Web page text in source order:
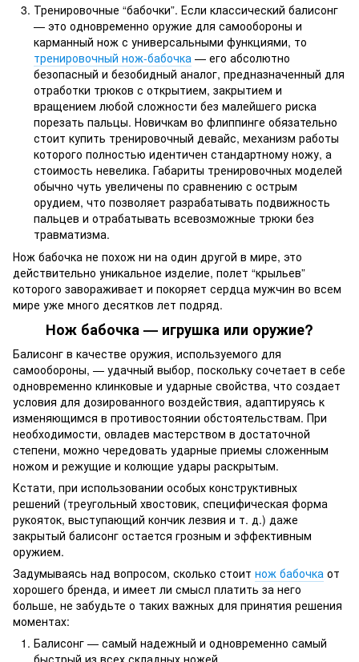
Тренировочные “бабочки”. Если классический балисонг
— это одновременно оружие для самообороны и
карманный нож с универсальными функциями, то
тренировочный нож-бабочка — его абсолютно
безопасный и безобидный аналог, предназначенный для
отработки трюков с открытием, закрытием и
вращением любой сложности без малейшего риска
порезать пальцы. Новичкам во флиппинге обязательно
стоит купить тренировочный девайс, механизм работы
которого полностью идентичен стандартному ножу, а
стоимость невелика. Габариты тренировочных моделей
обычно чуть увеличены по сравнению с острым
орудием, что позволяет разрабатывать подвижность
пальцев и отрабатывать всевозможные трюки без
травматизма.
Нож бабочка не похож ни на один другой в мире, это
действительно уникальное изделие, полет “крыльев”
которого завораживает и покоряет сердца мужчин во всем
мире уже много десятков лет подряд.
Нож бабочка — игрушка или оружие?
Балисонг в качестве оружия, используемого для
самообороны, — удачный выбор, поскольку сочетает в себе
одновременно клинковые и ударные свойства, что создает
условия для дозированного воздействия, адаптируясь к
изменяющимся в противостоянии обстоятельствам. При
необходимости, овладев мастерством в достаточной
степени, можно чередовать ударные приемы сложенным
ножом и режущие и колющие удары раскрытым.
Кстати, при использовании особых конструктивных
решений (треугольный хвостовик, специфическая форма
рукояток, выступающий кончик лезвия и т. д.) даже
закрытый балисонг остается грозным и эффективным
оружием.
Задумываясь над вопросом, сколько стоит нож бабочка от
хорошего бренда, и имеет ли смысл платить за него
больше, не забудьте о таких важных для принятия решения
моментах:
Балисонг — самый надежный и одновременно самый
быстрый из всех складных ножей.